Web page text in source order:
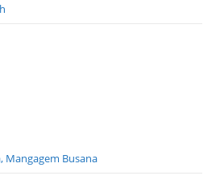
Mangagem Busana